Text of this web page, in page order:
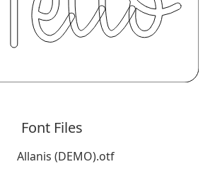
Font Files
Allanis (DEMO).otf